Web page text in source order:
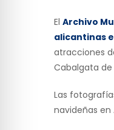
El Archivo
alicantinas
atracciones
Cabalgata de
Las
navideñas en